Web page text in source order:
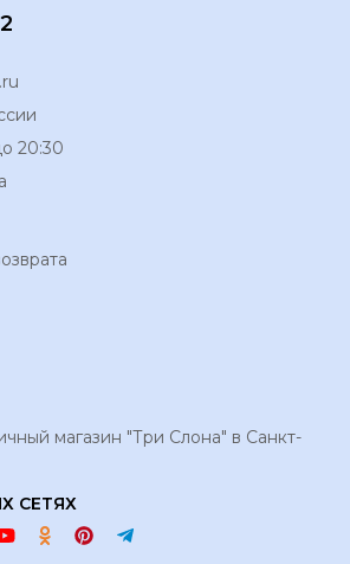
20:30
магазин "Три Слона" в Санкт-
СЕТЯХ